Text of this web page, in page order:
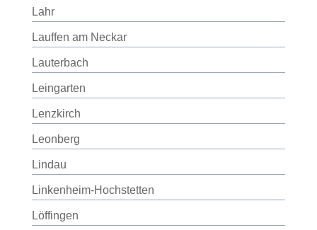
Lahr
Lauffen am Neckar
Lauterbach
Leingarten
Lenzkirch
Leonberg
Lindau
Linkenheim-Hochstetten
Löffingen